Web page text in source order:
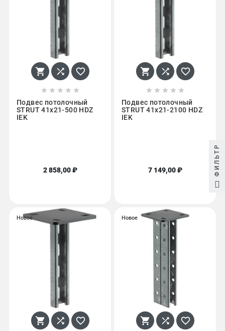
  
    
Подвес потолочный
STRUT 41х21-500 HDZ
IEK
2 858,00 ₽
  
    
Подвес потолочный
STRUT 41х21-2100 HDZ
IEK
7 149,00 ₽
Новое
  
Новое
  
ФИЛЬТР